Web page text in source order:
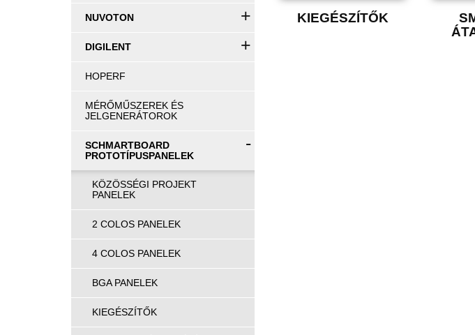
NUVOTON +
DIGILENT +
HOPERF
MÉRŐMŰSZEREK ÉS
JELGENERÁTOROK
SCHMARTBOARD
PROTOTÍPUSPANELEK
-
KÖZÖSSÉGI PROJEKT
PANELEK
2 COLOS PANELEK
4 COLOS PANELEK
BGA PANELEK
KIEGÉSZÍTŐK
KIEGÉSZÍTŐK